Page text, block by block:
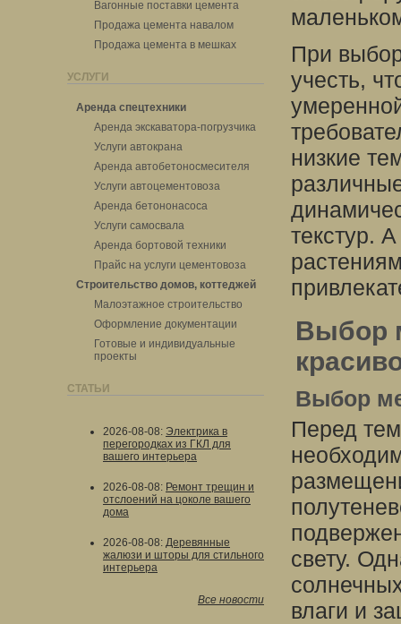
Вагонные поставки цемента
Продажа цемента навалом
Продажа цемента в мешках
УСЛУГИ
Аренда спецтехники
Аренда экскаватора-погрузчика
Услуги автокрана
Аренда автобетоносмесителя
Услуги автоцементовоза
Аренда бетононасоса
Услуги самосвала
Аренда бортовой техники
Прайс на услуги цементовоза
Строительство домов, коттеджей
Малоэтажное строительство
Оформление документации
Готовые и индивидуальные
проекты
СТАТЬИ
2026-08-08: Электрика в
перегородках из ГКЛ для
вашего интерьера
2026-08-08: Ремонт трещин и
отслоений на цоколе вашего
дома
2026-08-08: Деревянные
жалюзи и шторы для стильного
интерьера
Все новости
При
учесть,
низкие
текстур.
Выбор
Выбор
Перед
свету.
влаги и